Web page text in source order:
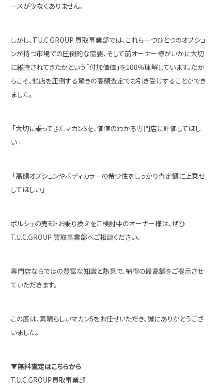
ースが少なくありません。
しかし、T.U.C.GROUP 買取事業部では、これら一つひとつのオプショ
ンが持つ市場での圧倒的な需要、そして前オーナー様がいかに大切
に維持されてきたかという「付加価値」を100％理解しています。だか
らこそ、他店を圧倒する驚きの高額査定でお引き受けすることができ
ました。
「大切に乗ってきたマカンSを、価値のわかる専門店に評価してほし
い」
「高額オプションやボディカラーの希少性をしっかり査定額に上乗せ
してほしい」
ポルシェの売却・お乗り換えをご検討中のオーナー様は、ぜひ
T.U.C.GROUP 買取事業部へご相談ください。
専門店ならではの豊富な知識と熱意で、納得の最高額をご提示させ
ていただきます。
この度は、素晴らしいマカンSをお任せいただき、誠にありがとうござ
いました。
▼無料査定はこちらから
T.U.C.GROUP買取事業部